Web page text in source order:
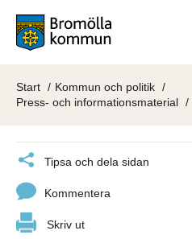
Start
Kommun och politik
Press- och informationsmaterial
Tipsa och dela sidan
Kommentera
Skriv ut